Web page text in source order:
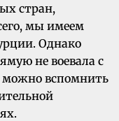
стран,
мы имеем
Однако
не воевала с
можно вспомнить